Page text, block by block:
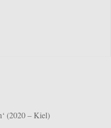
(2020 – Kiel)